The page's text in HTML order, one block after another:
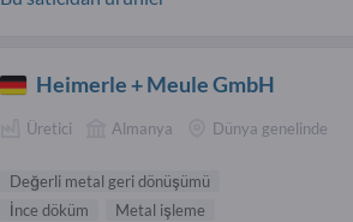
Heimerle + Meule GmbH
Üretici Almanya Dünya genelinde
Değerli metal geri dönüşümü
İnce döküm
Metal işleme